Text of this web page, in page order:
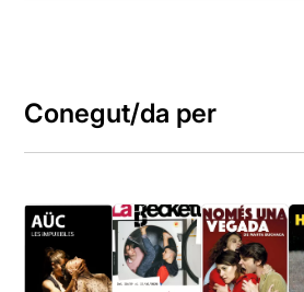
Conegut/da per